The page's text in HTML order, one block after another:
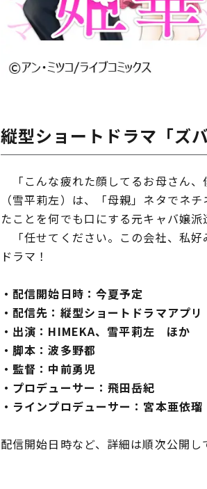
縦型ショートドラマ「ズ
「こんな疲れた顔してるお母さん、
（雪平莉左）は、「母親」ネタでネ
たことを何でも口にする元キャバ嬢
「任せてください。この会社、私
ドラマ！
・配信開始日時：今夏予定‬
・配信先：縦型ショートドラマアプリ‬
・出演：HIMEKA、雪平莉左 ほか
・脚本：波多野都
・監督：中前勇児
・プロデューサー：飛田岳紀
・ラインプロデューサー：宮本亜依瑠
配信開始日時など、詳細は順次公開し